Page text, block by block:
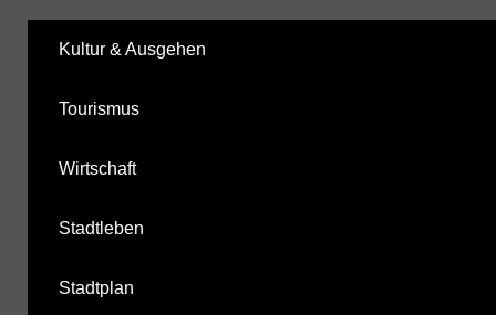
Kultur & Ausgehen
Tourismus
Wirtschaft
Stadtleben
Stadtplan